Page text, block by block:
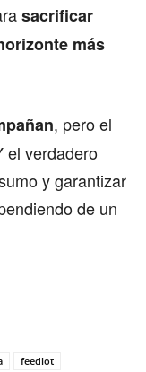
sacrificar
más
, pero el
el verdadero
y garantizar
de un
feedlot